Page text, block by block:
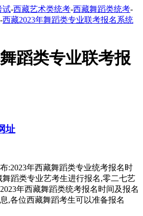
试-西藏艺术类统考-西藏舞蹈类统考-
-西藏2023年舞蹈类专业联考报名系统
蹈类专业联考报
址
:2023年西藏舞蹈类专业统考报名时
蹈类专业艺考生进行报名,零二七艺
年西藏舞蹈类统考报名时间及报名
,各位西藏舞蹈考生可以准备报名